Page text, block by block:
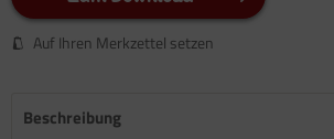
Auf Ihren Merkzettel setzen
Beschreibung